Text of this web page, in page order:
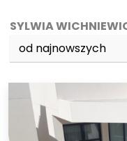
SYLWIA
od najnowszych